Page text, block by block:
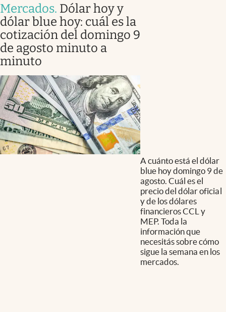
Mercados. Dólar hoy y
dólar blue hoy: cuál es la
cotización del domingo 9
de agosto minuto a
minuto
A cuánto está el dólar
blue hoy domingo 9 de
agosto. Cuál es el
precio del dólar oficial
y de los dólares
financieros CCL y
MEP. Toda la
información que
necesitás sobre cómo
sigue la semana en los
mercados.